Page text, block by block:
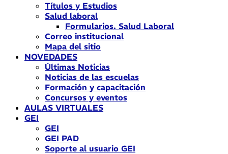
Títulos y Estudios
Salud laboral
Formularios. Salud Laboral
Correo institucional
Mapa del sitio
NOVEDADES
Últimas Noticias
Noticias de las escuelas
Formación y capacitación
Concursos y eventos
AULAS VIRTUALES
GEI
GEI
GEI PAD
Soporte al usuario GEI